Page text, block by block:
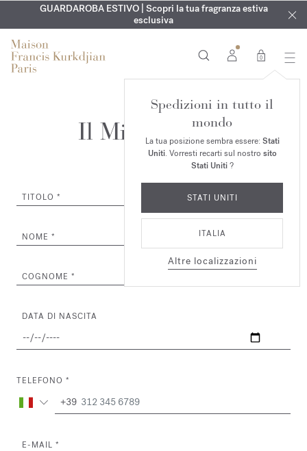
ESCLUSIVO | Scopri la nuova fragranza OUDvelvet moodnel
tuo ordine*
INCISIONE GRATUITA | Su tutte le fragranze e gli oli per il
corpo fino al 9 agosto
GUARDAROBA ESTIVO | Scopri la tua fragranza estiva
esclusiva
0
Spedizioni in tutto il
mondo
La tua posizione sembra essere: Stati
Uniti. Vorresti recarti sul nostro sito
Stati Uniti?
STATI UNITI
ITALIA
Altre localizzazioni
Il Mio Account
TITOLO
NOME
COGNOME
DATA DI NASCITA
TELEFONO
+39
E-MAIL